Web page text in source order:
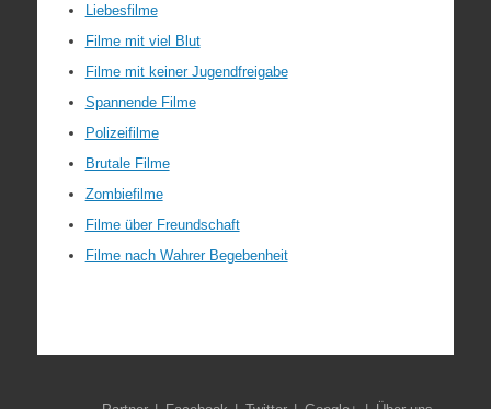
Liebesfilme
Filme mit viel Blut
Filme mit keiner Jugendfreigabe
Spannende Filme
Polizeifilme
Brutale Filme
Zombiefilme
Filme über Freundschaft
Filme nach Wahrer Begebenheit